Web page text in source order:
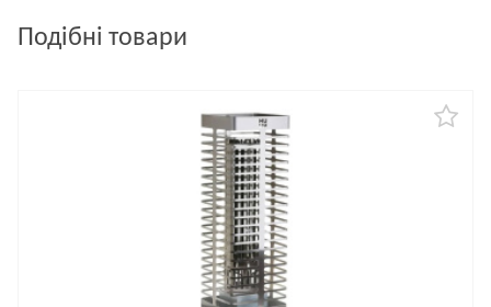
Подібні товари